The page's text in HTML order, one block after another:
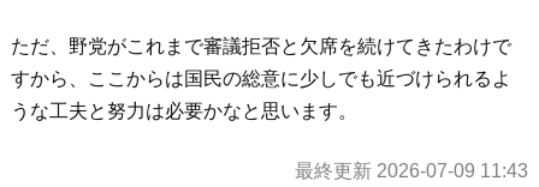
ただ、野党がこれまで審議拒否と欠席を続けてきたわけで
すから、ここからは国民の総意に少しでも近づけられるよ
うな工夫と努力は必要かなと思います。
最終更新 2026-07-09 11:43